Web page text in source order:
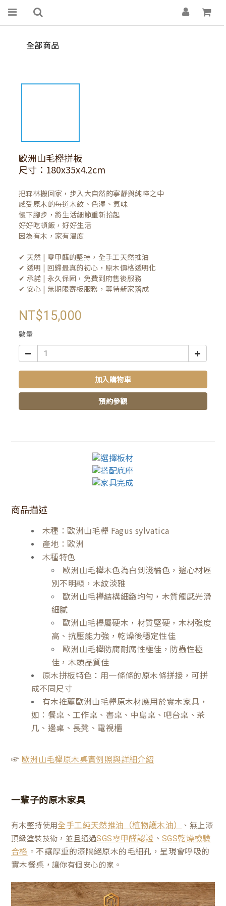
全部商品
歐洲山毛櫸拼板
尺寸：180x35x4.2cm
把森林搬回家，步入大自然的寧靜與純粹之中
感受原木的每道木紋、色澤、氣味
慢下腳步，將生活細節重新拾起
好好吃頓飯，好好生活
因為有木，家有溫度
✔ 天然 | 零甲醛的堅持，全手工天然推油
✔ 透明 | 回歸最真的初心，原木價格透明化
✔ 承諾 | 永久保固，免費到府售後服務
✔ 安心 | 無期限寄板服務，等待新家落成
NT$15,000
數量
加入購物車
預約參觀
商品描述
木種：歐洲山毛櫸 Fagus sylvatica
產地：歐洲
木種特色
歐洲山毛櫸木色為白到淺橘色，邊心材區
別不明顯，木紋淡雅
歐洲山毛櫸結構細緻均勻，木質觸感光滑
細膩
歐洲山毛櫸屬硬木，材質堅硬，木材強度
高、抗壓能力強，乾燥後穩定性佳
歐洲山毛櫸防腐耐腐性極佳，防蟲性極
佳，木頭品質佳
原木拼板特色：用一條條的原木條拼接，可拼
成不同尺寸
有木推薦歐洲山毛櫸原木材應用於實木家具，
如：餐桌、工作桌、書桌、中島桌、吧台桌、茶
几、邊桌、長凳、電視櫃
☞ 歐洲山毛櫸原木桌實例照與詳細介紹
一輩子的原木家具
有木堅持使用全手工純天然推油（植物護木油）
、無上漆
頂級塗裝技術，並且通過SGS零甲醛認證 、SGS乾燥檢驗
合格 。不讓厚重的漆隔絕原木的毛細孔，呈現會呼吸的
實木餐桌 ，讓你有個安心的家。